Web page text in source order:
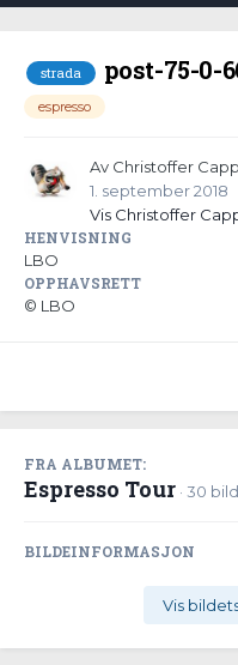
strada post-75-0-
espresso
Av Christoffer
1. september 2018
Vis Christoffer
HENVISNING
LBO
OPPHAVSRETT
© LBO
FRA ALBUMET:
Espresso Tour · 30
BILDEINFORMASJON
Vis